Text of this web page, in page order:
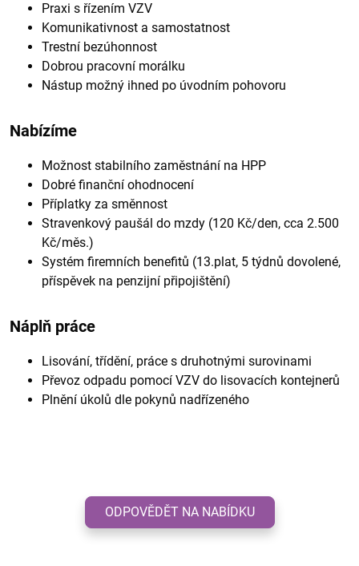
Praxi s řízením VZV
Komunikativnost a samostatnost
Trestní bezúhonnost
Dobrou pracovní morálku
Nástup možný ihned po úvodním pohovoru
Nabízíme
Možnost stabilního zaměstnání na HPP
Dobré finanční ohodnocení
Příplatky za směnnost
Stravenkový paušál do mzdy (120 Kč/den, cca 2.500
Kč/měs.)
Systém firemních benefitů (13.plat, 5 týdnů dovolené,
příspěvek na penzijní připojištění)
Náplň práce
Lisování, třídění, práce s druhotnými surovinami
Převoz odpadu pomocí VZV do lisovacích kontejnerů
Plnění úkolů dle pokynů nadřízeného
ODPOVĚDĚT NA NABÍDKU